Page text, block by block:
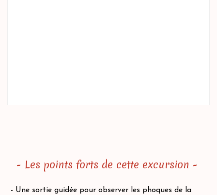
- Les points forts de cette excursion -
- Une sortie guidée pour observer les phoques de la